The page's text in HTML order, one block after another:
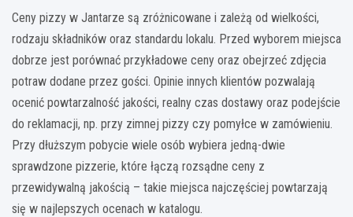
Ceny pizzy w Jantarze są zróżnicowane i zależą od wielkości,
rodzaju składników oraz standardu lokalu. Przed wyborem miejsca
dobrze jest porównać przykładowe ceny oraz obejrzeć zdjęcia
potraw dodane przez gości. Opinie innych klientów pozwalają
ocenić powtarzalność jakości, realny czas dostawy oraz podejście
do reklamacji, np. przy zimnej pizzy czy pomyłce w zamówieniu.
Przy dłuższym pobycie wiele osób wybiera jedną-dwie
sprawdzone pizzerie, które łączą rozsądne ceny z
przewidywalną jakością – takie miejsca najczęściej powtarzają
się w najlepszych ocenach w katalogu.